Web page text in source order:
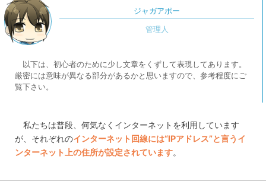
ジャガアポー
以下は、初心者のために少し文章をくずして表現してあります。
厳密には意味が異なる部分があるかと思いますので、参考程度にご
覧下さい。
私たちは普段、何気なくインターネットを利用しています
が、それぞれのインターネット回線には“IPアドレス”と言うイ
ンターネット上の住所が設定されています。